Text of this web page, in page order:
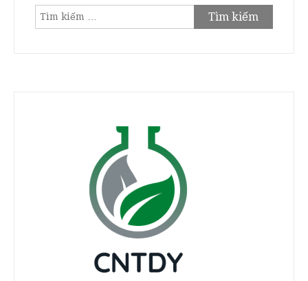
Tìm
kiếm